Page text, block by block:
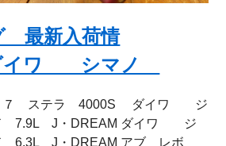
最新入荷情
ワ シマノ
７ ステラ 4000S ダイワ ジ
7.9L J・DREAM ダイワ ジ
6.3L J・DREAM アブ レボ